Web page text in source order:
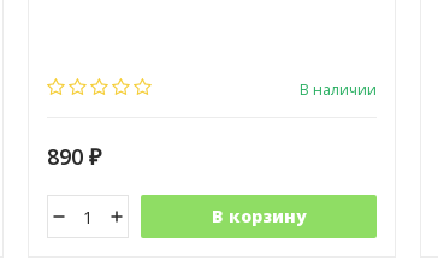
В наличии
890 ₽
В корзину